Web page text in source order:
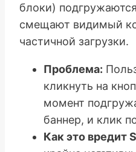
блоки)
смещают видимый
частичной загрузки.
Проблема:
кликнуть на
момент
баннер, и клик
Как это вредит